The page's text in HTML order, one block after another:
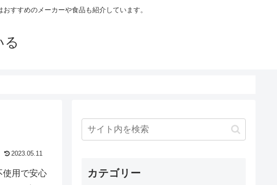
すすめのメーカーや食品も紹介しています。
る
2023.05.11
使用で安心
カテゴリー